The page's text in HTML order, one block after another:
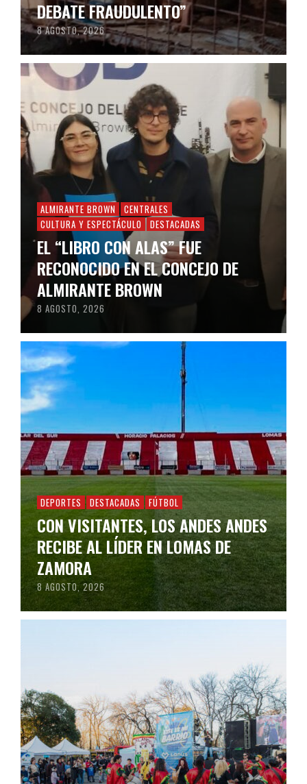
DEBATE FRAUDULENTO”
8 AGOSTO, 2026
ALMIRANTE BROWN
CENTRALES
CULTURA Y ESPECTÁCULO
DESTACADAS
EL “LIBRO CON ALAS” FUE
RECONOCIDO EN EL CONCEJO DE
ALMIRANTE BROWN
8 AGOSTO, 2026
DEPORTES DESTACADAS FÚTBOL
CON VISITANTES, LOS ANDES ANDES
RECIBE AL LÍDER EN LOMAS DE
ZAMORA
8 AGOSTO, 2026